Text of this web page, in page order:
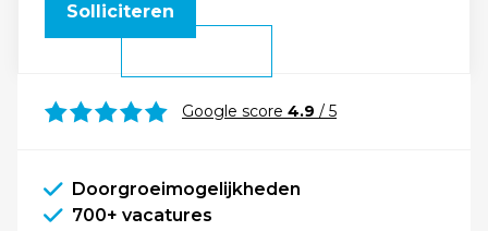
Solliciteren
Google score 4.9 / 5
Doorgroeimogelijkheden
700+ vacatures